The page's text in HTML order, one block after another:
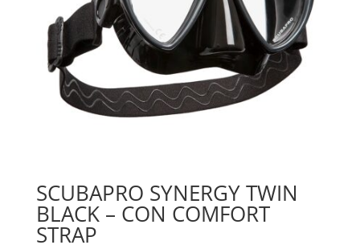
SCUBAPRO SYNERGY TWIN
BLACK – CON COMFORT
STRAP